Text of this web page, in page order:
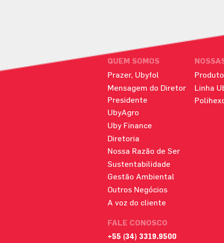
QUEM SOMOS
Prazer, Ubyfol
Mensagem do Diretor
Presidente
UbyAgro
Uby Finance
Diretoria
Nossa Razão de Ser
Sustentabilidade
Gestão Ambiental
Outros Negócios
A voz do cliente
Linha
FALE CONOSCO
+55 (34) 3319.9500